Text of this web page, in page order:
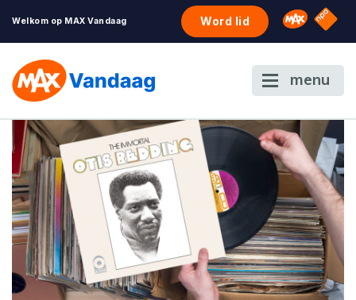
Welkom op MAX Vandaag Word lid Omroep
NPO
menu